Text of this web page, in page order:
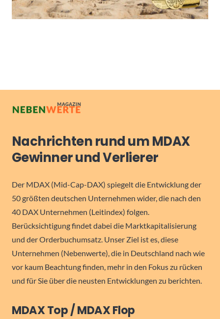
Nachrichten rund um MDAX
Gewinner und Verlierer
Der MDAX (Mid-Cap-DAX) spiegelt die Entwicklung der
50 größten deutschen Unternehmen wider, die nach den
40 DAX Unternehmen (Leitindex) folgen.
Berücksichtigung findet dabei die Marktkapitalisierung
und der Orderbuchumsatz. Unser Ziel ist es, diese
Unternehmen (Nebenwerte), die in Deutschland nach wie
vor kaum Beachtung finden, mehr in den Fokus zu rücken
und für Sie über die neusten Entwicklungen zu berichten.
MDAX Top / MDAX Flop